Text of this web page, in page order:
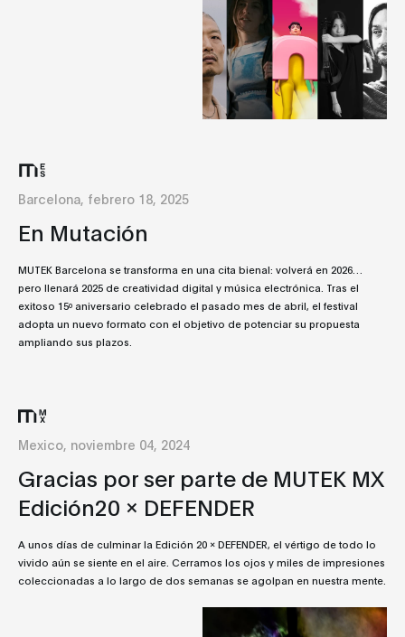
Barcelona, febrero 18, 2025
En Mutación
MUTEK Barcelona se transforma en una cita bienal: volverá en 2026…
pero llenará 2025 de creatividad digital y música electrónica. Tras el
exitoso 15º aniversario celebrado el pasado mes de abril, el festival
adopta un nuevo formato con el objetivo de potenciar su propuesta
ampliando sus plazos.
Mexico, noviembre 04, 2024
Gracias por ser parte de MUTEK MX
Edición20 x DEFENDER
A unos días de culminar la Edición 20 x DEFENDER, el vértigo de todo lo
vivido aún se siente en el aire. Cerramos los ojos y miles de impresiones
coleccionadas a lo largo de dos semanas se agolpan en nuestra mente.